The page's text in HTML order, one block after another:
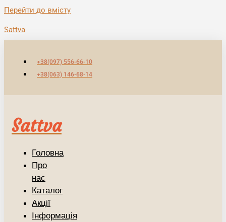
Перейти до вмісту
Sattva
+38(097) 556-66-10
+38(063) 146-68-14
Sattva
Головна
Про
нас
Каталог
Акції
Інформація